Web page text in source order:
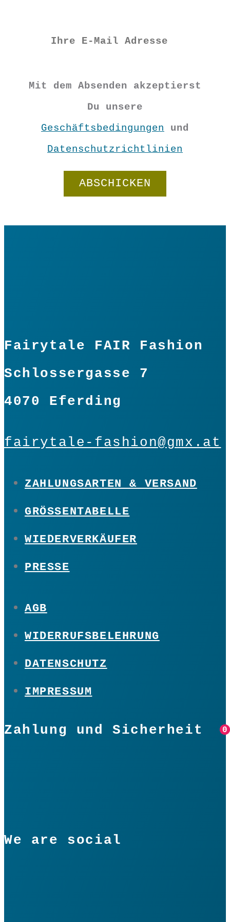
0
0
Mobile
rot
Menge
In den Warenkorb
Mit dem Absenden akzeptierst
Du unsere
Geschäftsbedingungen und
Datenschutzrichtlinien
Fairytale FAIR Fashion
Schlossergasse 7
4070 Eferding
fairytale-fashion@gmx.at
ZAHLUNGSARTEN & VERSAND
GRÖSSENTABELLE
WIEDERVERKÄUFER
PRESSE
AGB
WIDERRUFSBELEHRUNG
DATENSCHUTZ
IMPRESSUM
Zahlung und Sicherheit
We are social